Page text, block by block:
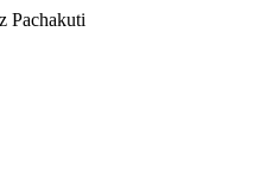
Pachakuti